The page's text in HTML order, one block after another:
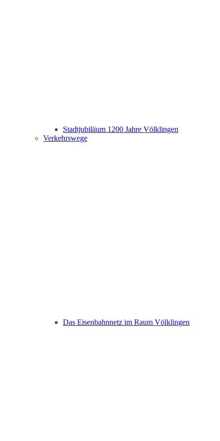
Stadtjubiläum 1200 Jahre Völklingen
Verkehrswege
Das Eisenbahnnetz im Raum Völklingen